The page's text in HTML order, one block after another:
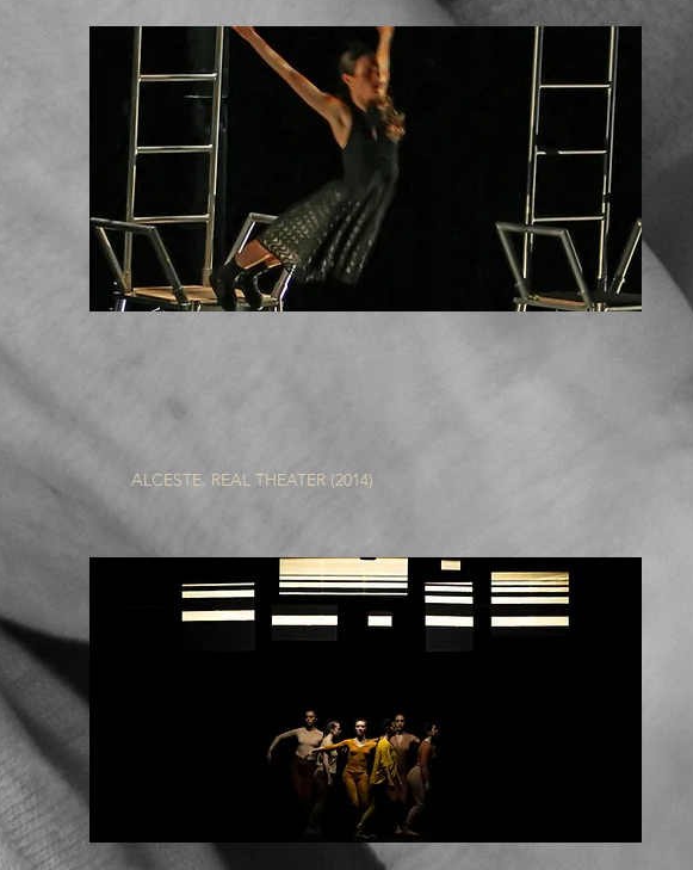
ALCESTE. REAL THEATER (2014)